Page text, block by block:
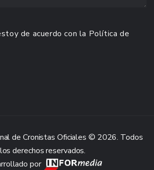
de acuerdo con la Política de
de Cronistas Oficiales © 2026. Todos
los derechos reservados.
por